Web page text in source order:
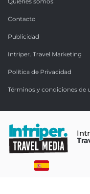
Contacto
Publicidad
Intriper. Travel Marketing
Política de Privacidad
Términos y condiciones de